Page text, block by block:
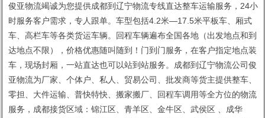
俊亚物流竭诚为您提供成都到辽宁物流专线直达整车运输服务，24小
时服务客户需求，专人跟单。车型包括4.2米—17.5米平板车、厢式
车、高栏车等各类货运车辆。回程车辆遍布全国各地（出发地点和到
达地点不限），价格优惠随叫随到！门到门服务，在客户指定地点装
车，现场封厢，一站直达也可以站到站服务。成都到辽宁物流公司俊
亚物流为厂家、个体户、私人、贸易公司、批发商等货主提供整车、
零担、大件运输、普快特快、搬家搬厂、回程车调用等全方位的物流
服务，成都接货区域：锦江区、青羊区、金牛区、武侯区 、成华